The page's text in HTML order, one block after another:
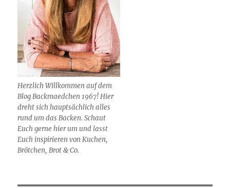
Herzlich Willkommen auf dem
Blog Backmaedchen 1967! Hier
dreht sich hauptsächlich alles
rund um das Backen. Schaut
Euch gerne hier um und lasst
Euch inspirieren von Kuchen,
Brötchen, Brot & Co.